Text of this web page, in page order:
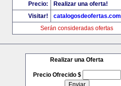
Precio:
Realizar una oferta!
Visitar!
catalogosdeofertas.com
Serán consideradas ofertas
Realizar una Oferta
Precio Ofrecido $